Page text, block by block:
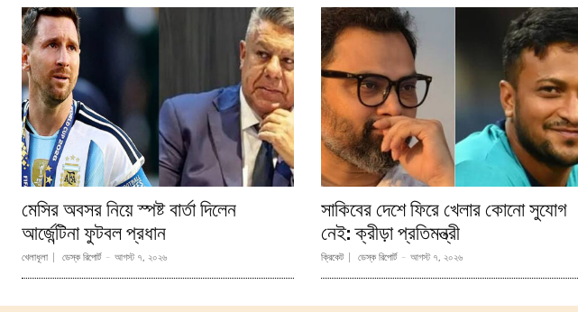
মেসির অবসর নিয়ে স্পষ্ট বার্তা দিলেন
আর্জেন্টিনা ফুটবল প্রধান
খেলাধূলা ডেস্ক রিপোর্ট - আগস্ট ৭, ২০২৬
সাকিবের দেশে ফিরে খেলার কোনো সুযোগ
নেই: ক্রীড়া প্রতিমন্ত্রী
ক্রিকেট ডেস্ক রিপোর্ট - আগস্ট ৭, ২০২৬